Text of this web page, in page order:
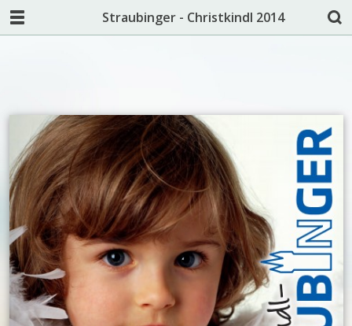
Straubinger - Christkindl 2014